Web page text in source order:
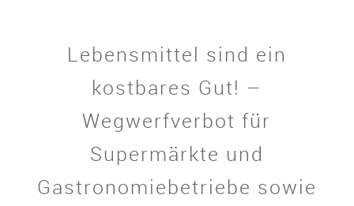
Lebensmittel sind ein
kostbares Gut! –
Wegwerfverbot für
Supermärkte und
Gastronomiebetriebe sowie